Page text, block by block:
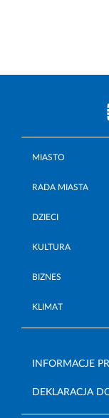
MIASTO
RADA MIASTA
DZIECI
KULTURA
BIZNES
KLIMAT
INFORMACJE
DEKLARACJA